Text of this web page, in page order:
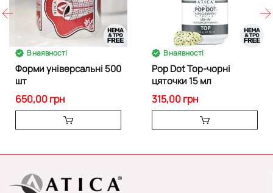
В наявності
Форми універсальні 500
шт
650,00 грн
В наявності
Pop Dot Top-чорні
цяточки 15 мл
315,00 грн